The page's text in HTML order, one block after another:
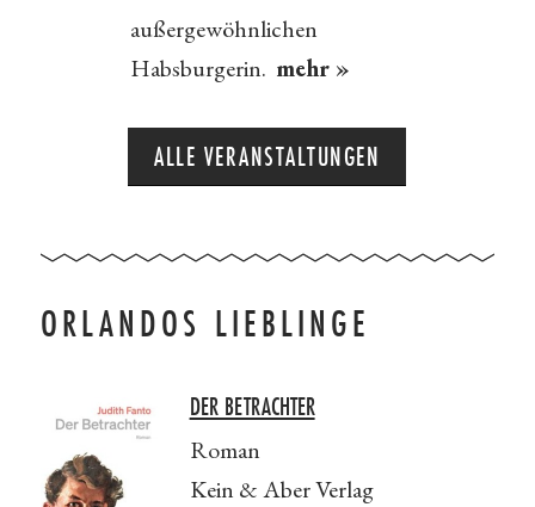
außergewöhnlichen
Habsburgerin. mehr »
ALLE VERANSTALTUNGEN
ORLANDOS LIEBLINGE
DER BETRACHTER
Roman
Kein & Aber Verlag